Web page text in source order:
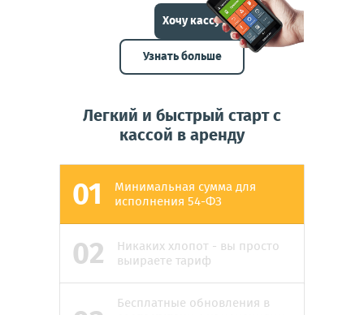
Хочу кассу в аренду!
Узнать больше
Легкий и быстрый старт с
кассой в аренду
01
Минимальная сумма для
исполнения 54-ФЗ
02
Никаких хлопот - вы просто
выираете тариф
Бесплатные обновления в